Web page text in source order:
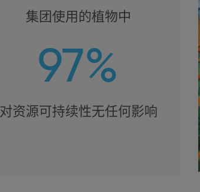
集团使用的植物中
97%
对资源可持续性无任何影响